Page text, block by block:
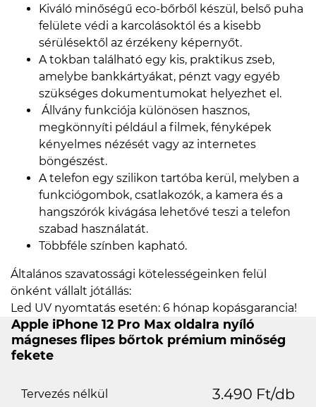
Kiváló minőségű eco-bőrből készül, belső puha
felülete védi a karcolásoktól és a kisebb
sérülésektől az érzékeny képernyőt.
A tokban található egy kis, praktikus zseb,
amelybe bankkártyákat, pénzt vagy egyéb
szükséges dokumentumokat helyezhet el.
Állvány funkciója különösen hasznos,
megkönnyíti például a filmek, fényképek
kényelmes nézését vagy az internetes
böngészést.
A telefon egy szilikon tartóba kerül, melyben a
funkciógombok, csatlakozók, a kamera és a
hangszórók kivágása lehetővé teszi a telefon
szabad használatát.
Többféle színben kapható.
Általános szavatossági kötelességeinken felül
önként vállalt jótállás:
Led UV nyomtatás esetén: 6 hónap kopásgarancia!
Apple iPhone 12 Pro Max oldalra nyíló
mágneses flipes bőrtok prémium minőség
fekete
Tervezés nélkül 3.490 Ft/db